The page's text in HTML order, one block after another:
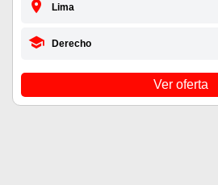
Lima
Derecho
Ver oferta